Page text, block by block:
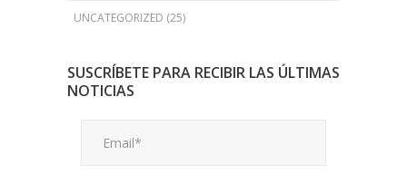
UNCATEGORIZED (25)
SUSCRÍBETE PARA RECIBIR LAS ÚLTIMAS
NOTICIAS